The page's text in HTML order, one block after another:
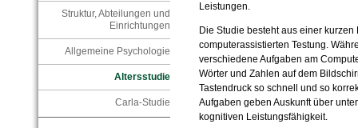
Struktur, Abteilungen und
Einrichtungen
Allgemeine Psychologie
Altersstudie
Carla-Studie
Leistungen.
Die Studie besteht aus einer
computerassistierten Testung.
verschiedene Aufgaben am
Wörter und Zahlen auf dem
Tastendruck so schnell und so
Aufgaben geben Auskunft über
kognitiven Leistungsfähigkeit.